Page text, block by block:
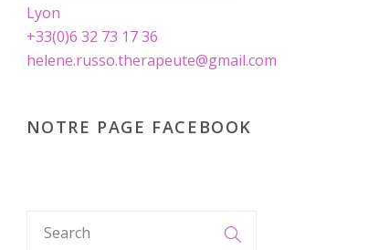
Lyon
+33(0)6 32 73 17 36
helene.russo.therapeute@gmail.com
NOTRE PAGE FACEBOOK